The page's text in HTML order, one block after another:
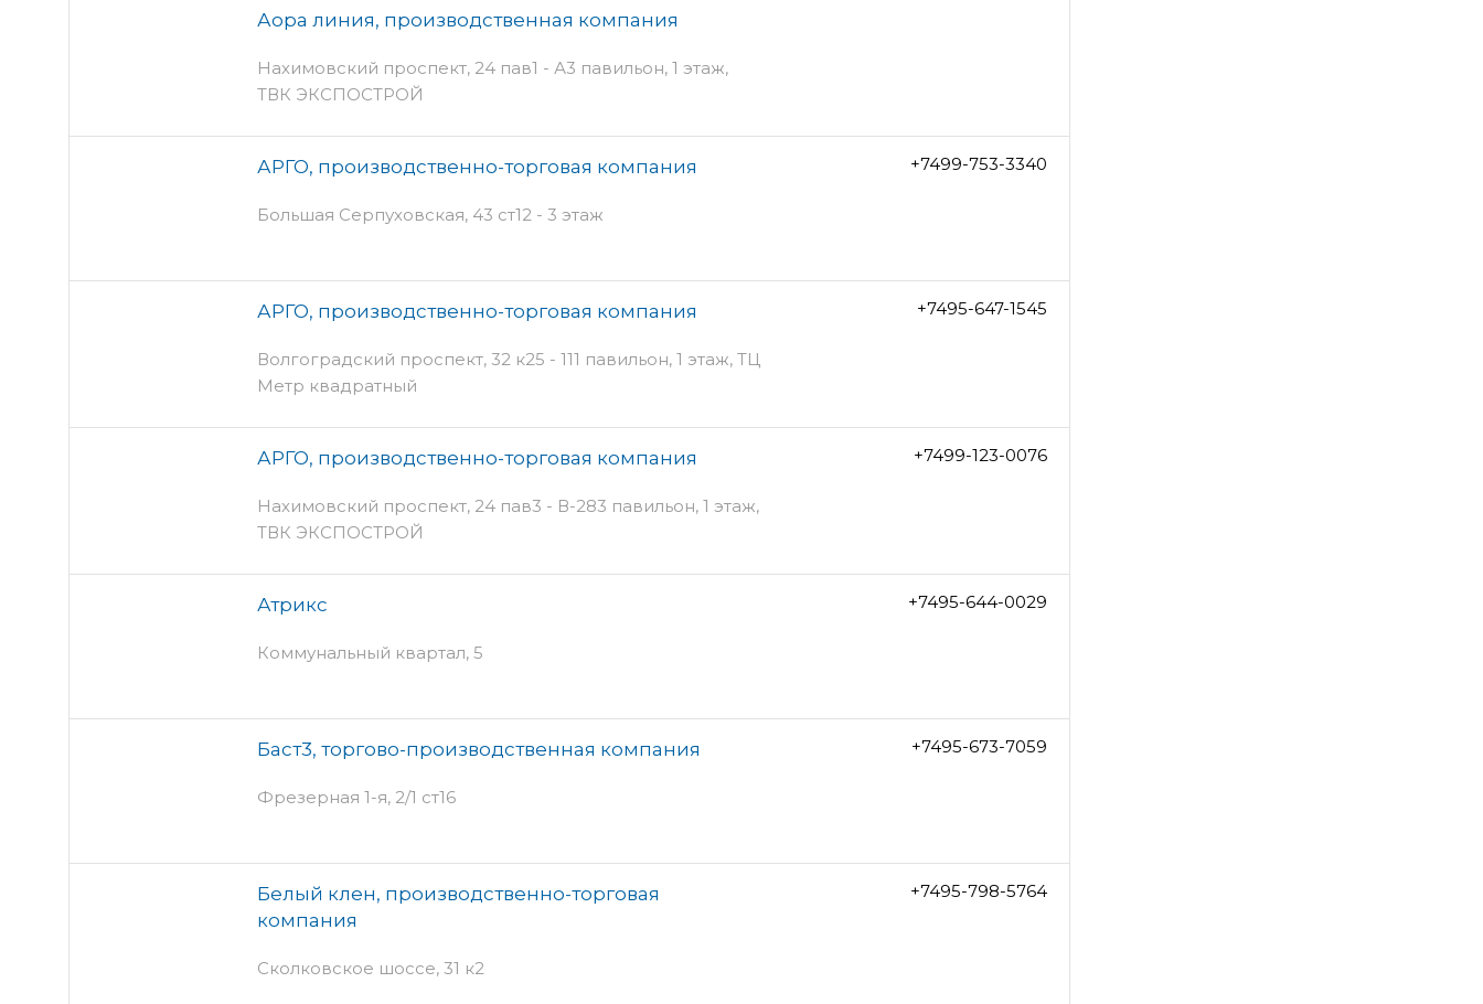
Аора линия, производственная компания
Нахимовский проспект, 24 пав1 - А3 павильон, 1 этаж,
ТВК ЭКСПОСТРОЙ
АРГО, производственно-торговая компания
Большая Серпуховская, 43 ст12 - 3 этаж
+7499-753-3340
АРГО, производственно-торговая компания
Волгоградский проспект, 32 к25 - 111 павильон, 1 этаж, ТЦ
Метр квадратный
+7495-647-1545
АРГО, производственно-торговая компания
Нахимовский проспект, 24 пав3 - В-283 павильон, 1 этаж,
ТВК ЭКСПОСТРОЙ
+7499-123-0076
Атрикс
Коммунальный квартал, 5
+7495-644-0029
Баст3, торгово-производственная компания
Фрезерная 1-я, 2/1 ст16
+7495-673-7059
Белый клен, производственно-торговая
компания
Сколковское шоссе, 31 к2
+7495-798-5764